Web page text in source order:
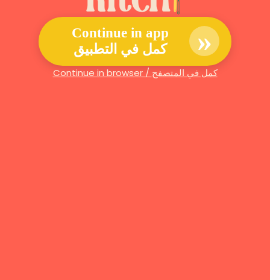
Continue in app
كمل في التطبيق
»
Continue in browser / كمل في المتصفح